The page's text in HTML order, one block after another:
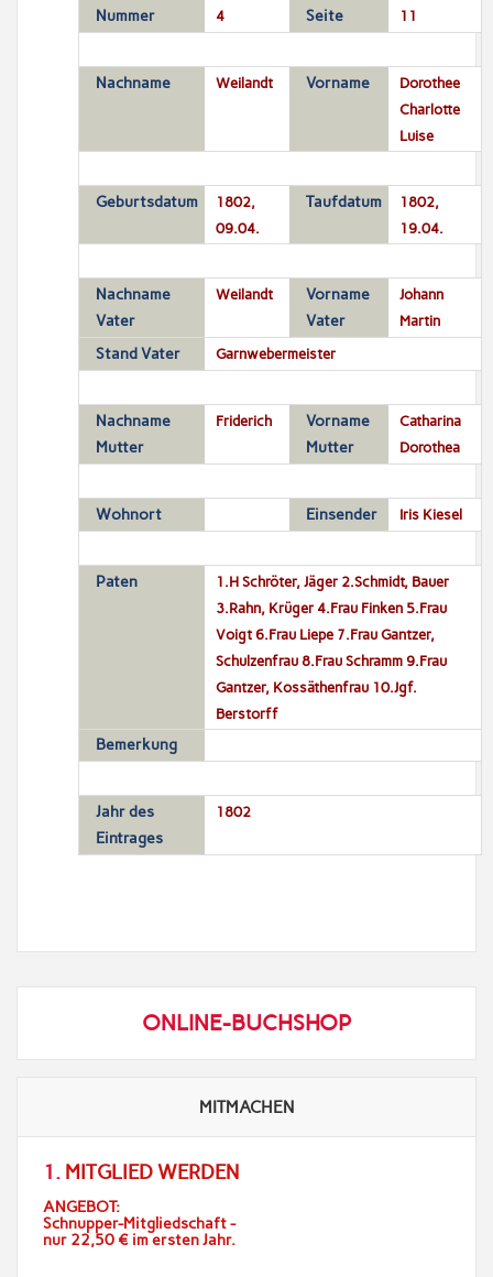
Nummer 4 Seite 11
Nachname Weilandt Vorname
Dorothee
Charlotte
Luise
Geburtsdatum
1802,
09.04.
Taufdatum
1802,
19.04.
Nachname
Vater
Weilandt
Vorname
Vater
Johann
Martin
Stand Vater Garnwebermeister
Nachname
Mutter
Friderich
Vorname
Mutter
Catharina
Dorothea
Wohnort Einsender Iris Kiesel
Paten
1.H Schröter, Jäger 2.Schmidt, Bauer
3.Rahn, Krüger 4.Frau Finken 5.Frau
Voigt 6.Frau Liepe 7.Frau Gantzer,
Schulzenfrau 8.Frau Schramm 9.Frau
Gantzer, Kossäthenfrau 10.Jgf.
Berstorff
Bemerkung
Jahr des
Eintrages
1802
ONLINE-BUCHSHOP
MITMACHEN
1. MITGLIED WERDEN
ANGEBOT:
Schnupper-Mitgliedschaft -
nur 22,50 € im ersten Jahr.